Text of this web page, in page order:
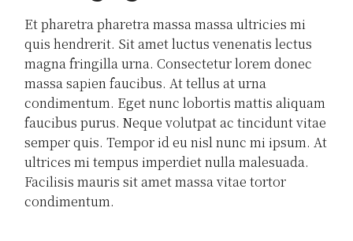
Et pharetra pharetra massa massa ultricies mi
quis hendrerit. Sit amet luctus venenatis lectus
magna fringilla urna. Consectetur lorem donec
massa sapien faucibus. At tellus at urna
condimentum. Eget nunc lobortis mattis aliquam
faucibus purus. Neque volutpat ac tincidunt vitae
semper quis. Tempor id eu nisl nunc mi ipsum. At
ultrices mi tempus imperdiet nulla malesuada.
Facilisis mauris sit amet massa vitae tortor
condimentum.